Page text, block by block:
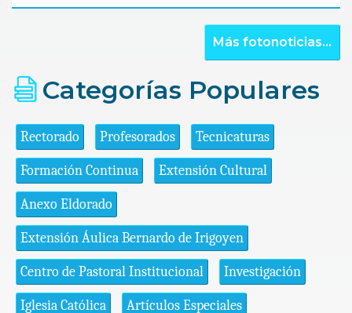
Más fotonoticias...
Categorías Populares
Rectorado Profesorados Tecnicaturas
Formación Continua Extensión Cultural
Anexo Eldorado
Extensión Áulica Bernardo de Irigoyen
Centro de Pastoral Institucional Investigación
Iglesia Católica Artículos Especiales